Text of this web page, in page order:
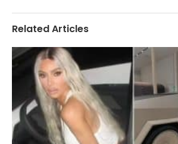
Related Articles